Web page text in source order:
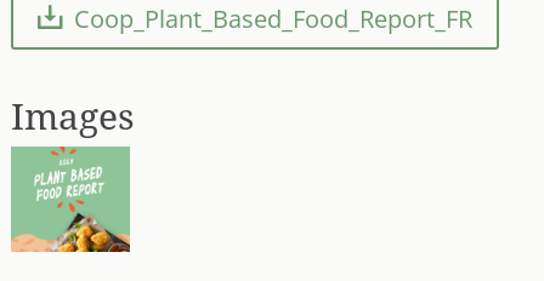
Coop_Plant_Based_Food_Report_FR
Images